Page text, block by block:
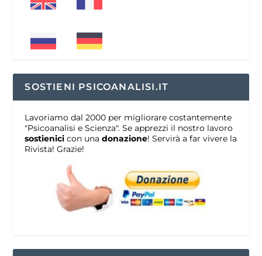
SOSTIENI PSICOANALISI.IT
Lavoriamo dal 2000 per migliorare costantemente
"Psicoanalisi e Scienza". Se apprezzi il nostro lavoro
sostienici con unadonazione! Servirà a far vivere la
Rivista! Grazie!